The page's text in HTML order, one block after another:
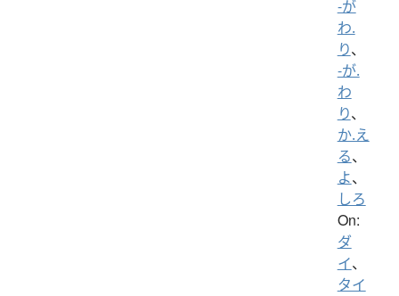
-が
わ.
り、
-が.
わ
り、
か.え
る、
よ、
しろ
On:
ダ
イ、
タイ